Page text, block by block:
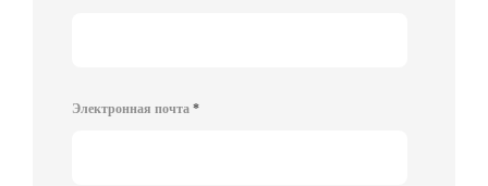
Электронная почта *